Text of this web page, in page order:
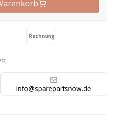
Rechnung
info@sparepartsnow.de